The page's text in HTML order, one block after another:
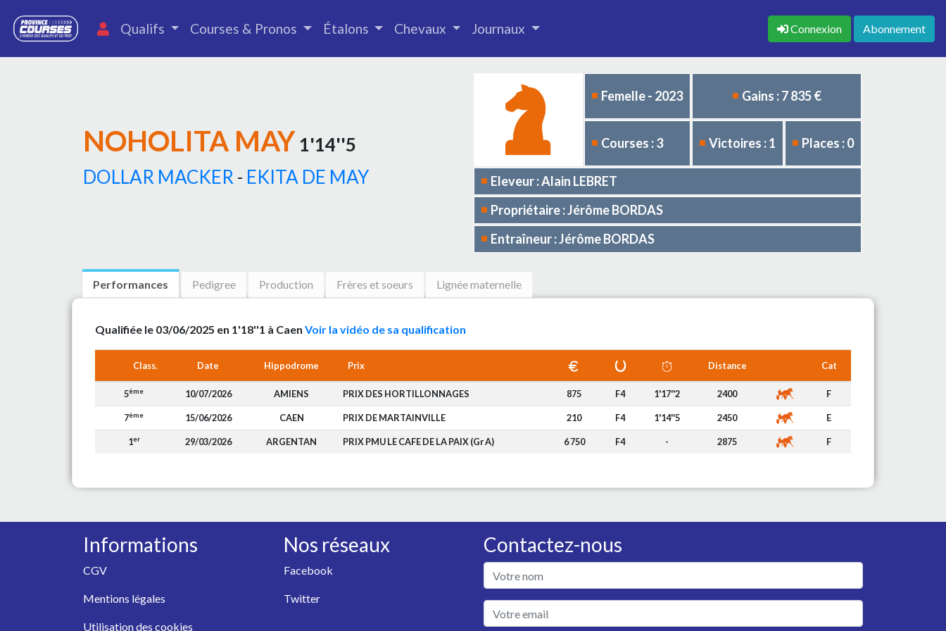
Qualifs Courses & Pronos Étalons Chevaux Journaux Connexion Abonnement
NOHOLITA MAY 1'14''5
DOLLAR MACKER - EKITA DE MAY
Femelle - 2023 Gains : 7 835 €
Courses : 3 Victoires : 1 Places : 0
Eleveur : Alain LEBRET
Propriétaire : Jérôme BORDAS
Entraîneur : Jérôme BORDAS
Performances Pedigree Production Frères et soeurs Lignée maternelle
Qualifiée le 03/06/2025 en 1'18''1 à Caen Voir la vidéo de sa qualification
Class. Date Hippodrome Prix Distance Cat
5ème 10/07/2026 AMIENS PRIX DES HORTILLONNAGES 875 F4 1'17''2 2400 F
7ème 15/06/2026 CAEN PRIX DE MARTAINVILLE 210 F4 1'14''5 2450 E
1er 29/03/2026 ARGENTAN PRIX PMU LE CAFE DE LA PAIX (Gr A) 6 750 F4 - 2875 F
Informations
CGV
Mentions légales
Utilisation des cookies
Nos réseaux
Facebook
Twitter
Contactez-nous